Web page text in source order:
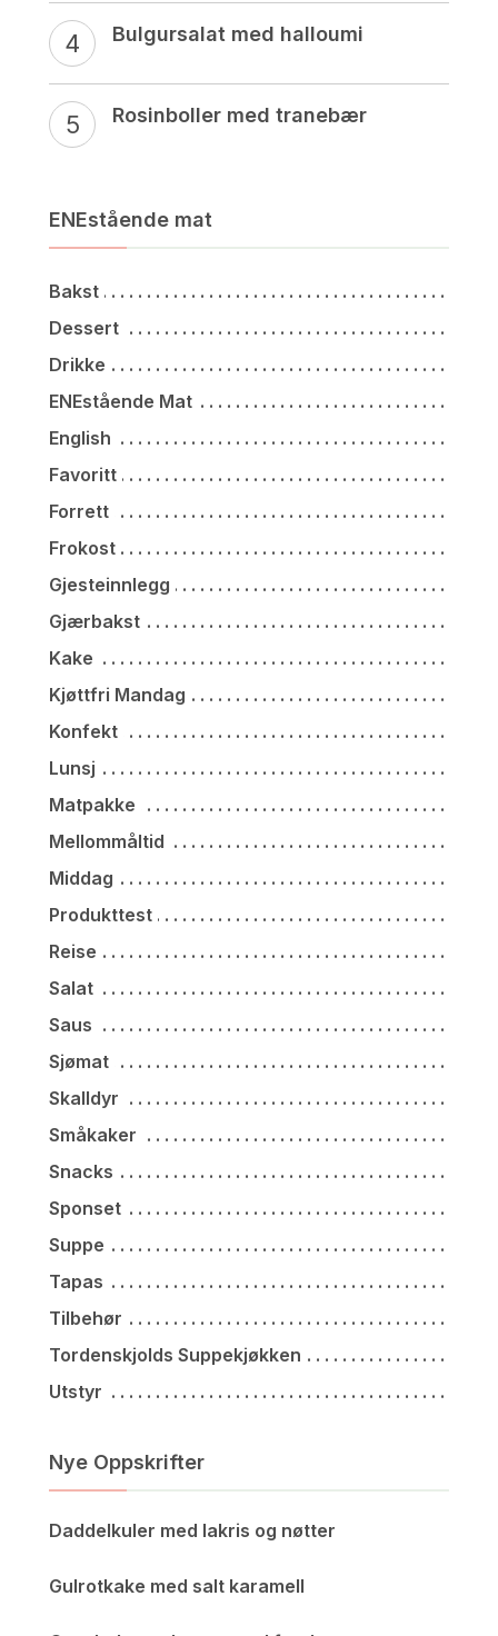
Bulgursalat med halloumi
Rosinboller med tranebær
ENEstående mat
Bakst
Dessert
Drikke
ENEstående Mat
English
Favoritt
Forrett
Frokost
Gjesteinnlegg
Gjærbakst
Kake
Kjøttfri Mandag
Konfekt
Lunsj
Matpakke
Mellommåltid
Middag
Produkttest
Reise
Salat
Saus
Sjømat
Skalldyr
Småkaker
Snacks
Sponset
Suppe
Tapas
Tilbehør
Tordenskjolds Suppekjøkken
Utstyr
Nye Oppskrifter
Daddelkuler med lakris og nøtter
Gulrotkake med salt karamell